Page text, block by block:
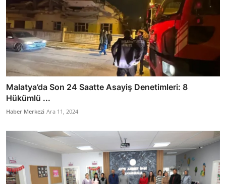
Malatya’da Son 24 Saatte Asayiş Denetimleri: 8
Hükümlü ...
Haber Merkezi Ara 11, 2024